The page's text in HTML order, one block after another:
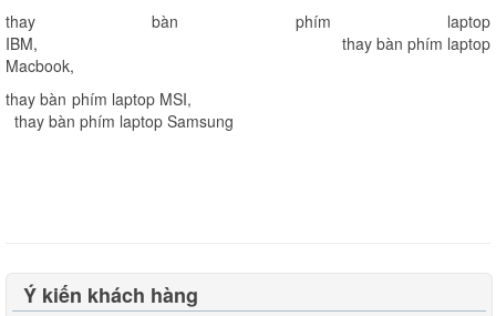
thay bàn phím laptop
IBM, thay bàn phím laptop
Macbook,
thay bàn phím laptop MSI,
thay bàn phím laptop Samsung
Ý kiến khách hàng